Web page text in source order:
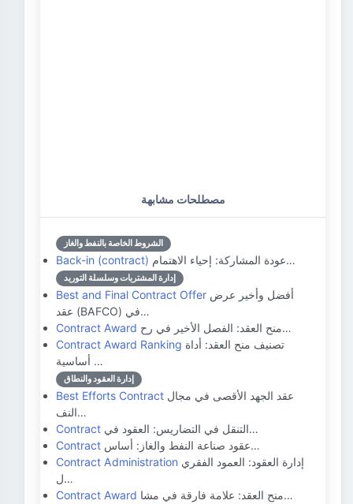
مصطلحات مشابهة
الشروط الخاصة بالنفط والغاز
Back-in (contract) عودة المشاركة: إحياء الاهتمام…
إدارة المشتريات وسلسلة التوريد
Best and Final Contract Offer
عقد (BAFCO) في…
Contract Award
منح العقد: الفصل الأخير في رح…
Contract Award Ranking
أساسية …
إدارة العقود والنطاق
Best Efforts Contract
النف…
Contract
التنقل في التضاريس: العقود في…
Contract
عقود صناعة النفط والغاز: أساس…
Contract Administration
ل…
Contract Award
منح العقد: علامة فارقة في مشا…